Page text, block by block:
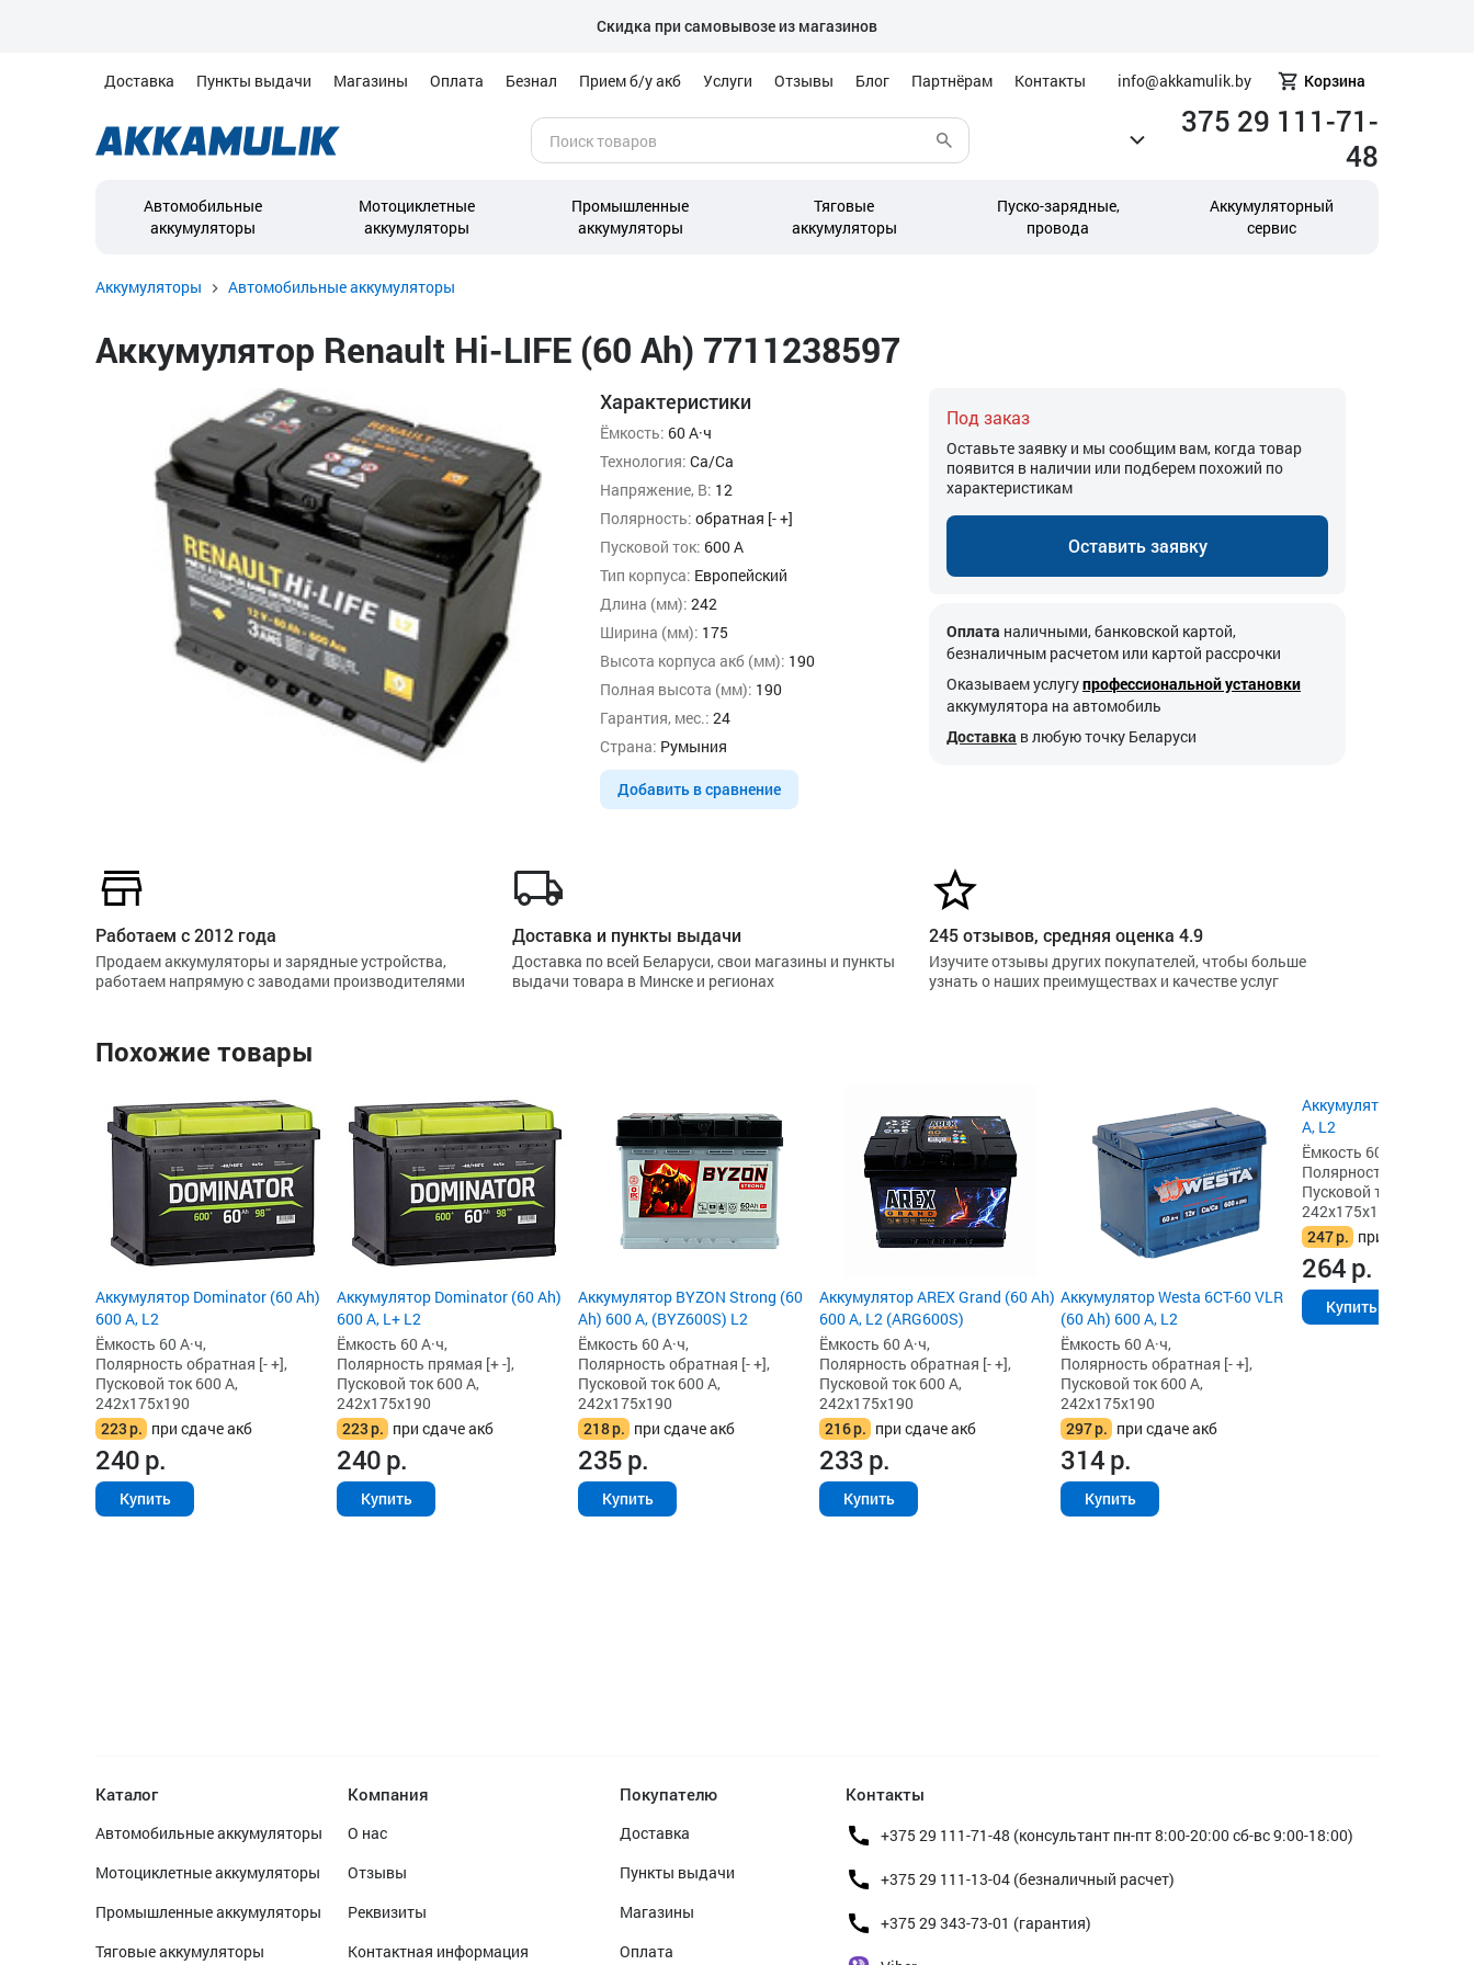
Скидка при самовывозе из магазинов
Доставка Пункты выдачи Магазины Оплата Безнал Прием б/у акб Услуги Отзывы Блог Партнёрам Контакты info@akkamulik.by Корзина
375 29 111-71-
48
Автомобильные
аккумуляторы
Мотоциклетные
аккумуляторы
Промышленные
аккумуляторы
Тяговые
аккумуляторы
Пуско-зарядные,
провода
Аккумуляторный
сервис
Аккумуляторы Автомобильные аккумуляторы
Аккумулятор Renault Hi-LIFE (60 Ah) 7711238597
Характеристики
Ёмкость: 60 А·ч
Технология: Ca/Ca
Напряжение, В: 12
Полярность: обратная [- +]
Пусковой ток: 600 А
Тип корпуса: Европейский
Длина (мм): 242
Ширина (мм): 175
Высота корпуса акб (мм): 190
Полная высота (мм): 190
Гарантия, мес.: 24
Страна: Румыния
Добавить в сравнение
Под заказ
Оставьте заявку и мы сообщим вам, когда товар
появится в наличии или подберем похожий по
характеристикам
Оставить заявку
Оплата наличными, банковской картой,
безналичным расчетом или картой рассрочки
Оказываем услугупрофессиональной установки
аккумулятора на автомобиль
Доставка в любую точку Беларуси
Работаем с 2012 года
Продаем аккумуляторы и зарядные устройства,
работаем напрямую с заводами производителями
Доставка и пункты выдачи
Доставка по всей Беларуси, свои магазины и пункты
выдачи товара в Минске и регионах
245 отзывов, средняя оценка 4.9
Изучите отзывы других покупателей, чтобы больше
узнать о наших преимуществах и качестве услуг
Похожие товары
Аккумулятор Dominator (60 Ah)
600 А, L2
Ёмкость 60 А·ч,
Полярность обратная [- +],
Пусковой ток 600 А,
242x175x190
223р. при сдаче акб
240р.
Купить
Аккумулятор Dominator (60 Ah)
600 А, L+ L2
Ёмкость 60 А·ч,
Полярность прямая [+ -],
Пусковой ток 600 А,
242x175x190
223р. при сдаче акб
240р.
Купить
Аккумулятор BYZON Strong (60
Ah) 600 А, (BYZ600S) L2
Ёмкость 60 А·ч,
Полярность обратная [- +],
Пусковой ток 600 А,
242x175x190
218р. при сдаче акб
235р.
Купить
Аккумулятор AREX Grand (60 Ah)
600 А, L2 (ARG600S)
Ёмкость 60 А·ч,
Полярность обратная [- +],
Пусковой ток 600 А,
242x175x190
216р. при сдаче акб
233р.
Купить
Аккумулятор Westa 6СТ-60 VLR
(60 Ah) 600 А, L2
Ёмкость 60 А·ч,
Полярность обратная [- +],
Пусковой ток 600 А,
242x175x190
297р. при сдаче акб
314р.
Купить
Аккумулятор GECTOR
А, L2
Ёмкость 60 А·ч,
Полярность обратная
Пусковой ток 600 А,
242x175x190
247р. при сдаче акб
264р.
Купить
Каталог
Автомобильные аккумуляторы
Мотоциклетные аккумуляторы
Промышленные аккумуляторы
Тяговые аккумуляторы
Компания
О нас
Отзывы
Реквизиты
Контактная информация
Покупателю
Доставка
Пункты выдачи
Магазины
Оплата
Контакты
+375 29 111-71-48 (консультант пн-пт 8:00-20:00 сб-вс 9:00-18:00)
+375 29 111-13-04 (безналичный расчет)
+375 29 343-73-01 (гарантия)